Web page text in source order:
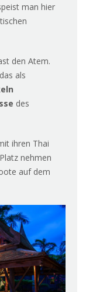
man hier
den Atem.
als
des
ihren Thai
nehmen
auf dem